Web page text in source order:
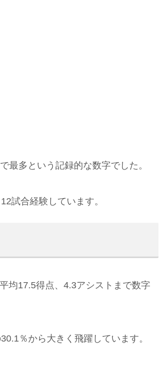
最多という記録的な数字でした。
試合経験しています。
均17.5得点、4.3アシストまで数字
％から大きく飛躍しています。